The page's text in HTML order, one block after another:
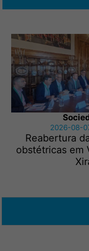
2026-08-
Reabertura
obstétricas em